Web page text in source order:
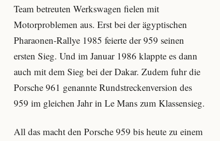
Team betreuten Werkswagen fielen mit
Motorproblemen aus. Erst bei der ägyptischen
Pharaonen-Rallye 1985 feierte der 959 seinen
ersten Sieg. Und im Januar 1986 klappte es dann
auch mit dem Sieg bei der Dakar. Zudem fuhr die
Porsche 961 genannte Rundstreckenversion des
959 im gleichen Jahr in Le Mans zum Klassensieg.
All das macht den Porsche 959 bis heute zu einem